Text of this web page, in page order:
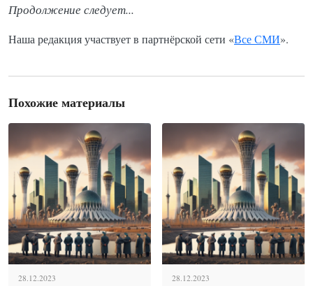
Продолжение следует...
Наша редакция участвует в партнёрской сети «Все СМИ».
Похожие материалы
28.12.2023 28.12.2023